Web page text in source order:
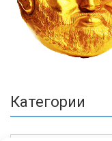
Категории